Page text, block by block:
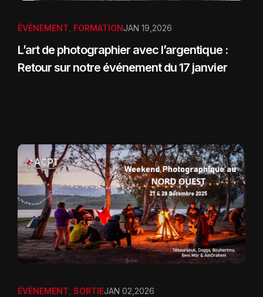
ÉVÈNEMENT FORMATIONJAN 19,2026
L’art de photographier avec l’argentique :
Retour sur notre événement du 17 janvier
ÉVÈNEMENT, SORTIEJAN 02,2026